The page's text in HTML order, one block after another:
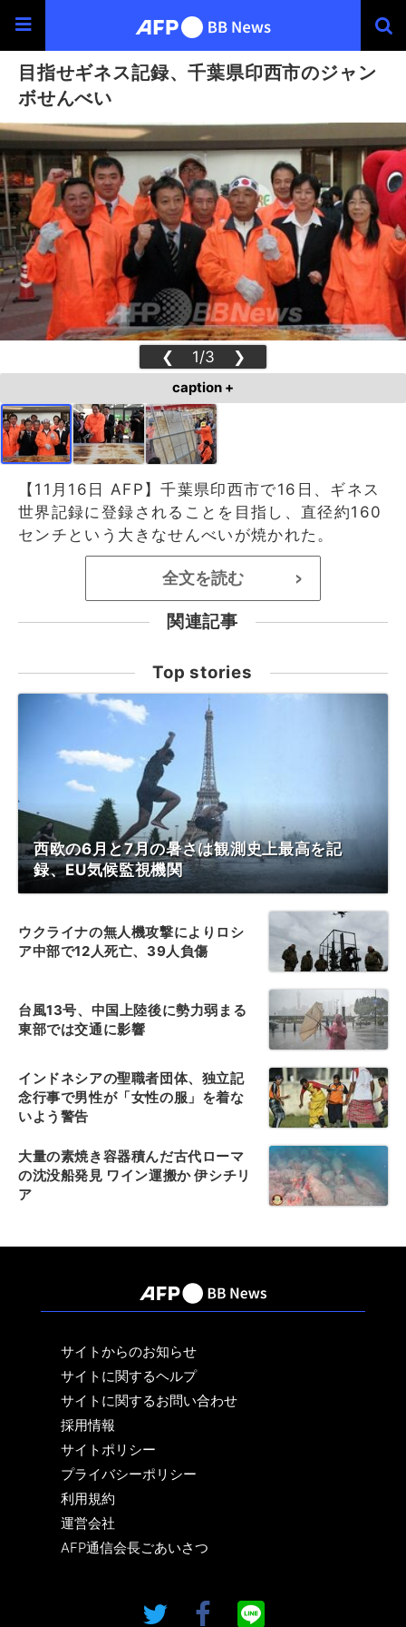
目指せギネス記録、千葉県印西市のジャン
ボせんべい
❮ 1/3 ❯
caption +
【11月16日 AFP】千葉県印西市で16日、ギネス
世界記録に登録されることを目指し、直径約160
センチという大きなせんべいが焼かれた。
全文を読む >
関連記事
Top stories
西欧の6月と7月の暑さは観測史上最高を記
録、EU気候監視機関
ウクライナの無人機攻撃によりロシ
ア中部で12人死亡、39人負傷
台風13号、中国上陸後に勢力弱まる
東部では交通に影響
インドネシアの聖職者団体、独立記
念行事で男性が「女性の服」を着な
いよう警告
大量の素焼き容器積んだ古代ローマ
の沈没船発見 ワイン運搬か 伊シチリ
ア
サイトからのお知らせ
サイトに関するヘルプ
サイトに関するお問い合わせ
採用情報
サイトポリシー
プライバシーポリシー
利用規約
運営会社
AFP通信会長ごあいさつ